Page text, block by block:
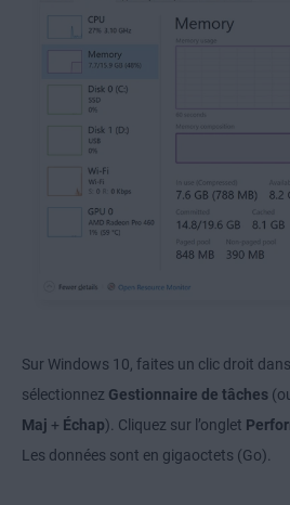
Sur Windows 10, faites un clic droit
sélectionnez Gestionnaire de tâches
Maj + Échap). Cliquez sur l’onglet
Les données sont en gigaoctets (Go).